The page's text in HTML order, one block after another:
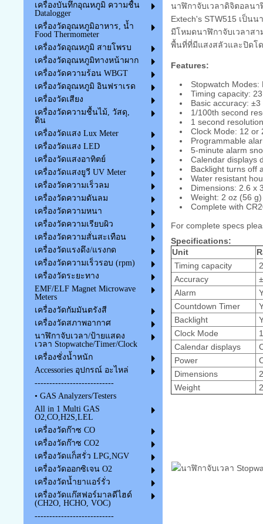
เครื่องบันทึกอุณหภูมิ ความชื้น
Datalogger
เครื่องวัดอุณหภูมิอาหาร, น้ำ
Food Thermometer
เครื่องวัดอุณหภูมิ สายโพรบ
เครื่องวัดอุณหภูมิทางหน้าผาก
เครื่องวัดความร้อน WBGT
เครื่องวัดอุณหภูมิ อินฟราเรด
เครื่องวัดเสียง
เครื่องวัดความชื้นไม้, วัสดุ,
ดิน
เครื่องวัดแสง Lux Meter
เครื่องวัดแสง LED
เครื่องวัดแสงอาทิตย์
เครื่องวัดแสงยูวี UV Meter
เครื่องวัดความเร็วลม
เครื่องวัดความดันลม
เครื่องวัดความหนา
เครื่องวัดความเรียบผิว
เครื่องวัดความสั่นสะเทือน
เครื่องวัดแรงดึง/แรงกด
เครื่องวัดความเร็วรอบ (rpm)
เครื่องวัดระยะทาง
EMF/ELF Magnet Microwave
Meters
เครื่องวัดกัมมันตรังสี
เครื่องวัดสภาพอากาศ
นาฬิกาจับเวลา/ป้ายแสดง
เวลา Stopwatche/Timer/Clock
เครื่องชั่งน้ำหนัก
Accessories อุปกรณ์ อะไหล่
---------------------------
• GAS Analyzers/Testers
All in 1 Multi GAS
O2,CO,H2S,LEL
เครื่องวัดก๊าซ CO
เครื่องวัดก๊าซ CO2
เครื่องวัดแก็สรั่ว LPG,NGV
เครื่องวัดออกซิเจน O2
เครื่องวัดน้ำยาแอร์รั่ว
เครื่องวัดแก๊สฟอร์มาลดีไฮด์
(CH2O, HCHO, VOC)
---------------------------
นาฬิกาจับเวลาดิจิตอลน
Extech's STW515 เป็น
มีโหมดนาฬิกาจับเวลาส
พื้นที่ที่มีแสงสลัวและปิดโ
Features:
Stopwatch Modes:
Timing capacity:
Basic accuracy:
1/100th second
1 second
Clock Mode: 12 or
Programmable
5-minute alarm
Calendar displays
Backlight turns off
Water resistant
Dimensions: 2.6 x
Weight: 2 oz (56 g)
Complete with
For complete specs
Specifications:
Unit
Timing capacity
Accuracy
Alarm
Countdown Timer
Backlight
Clock Mode
Calendar displays
Power
Dimensions
Weight